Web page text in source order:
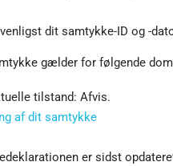
dit samtykke-ID og -
gælder for følgende
tilstand: Afvis.
af dit samtykke
er sidst